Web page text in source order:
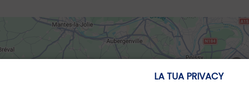
LA TUA PRIVACY